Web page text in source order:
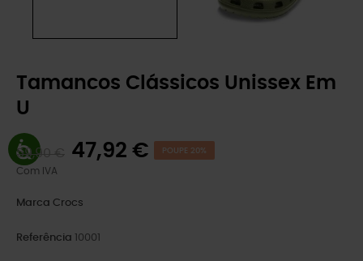
Tamancos Clássicos Unissex Em
U
59,90 € 47,92 € POUPE 20%
Com IVA
Marca Crocs
Referência 10001